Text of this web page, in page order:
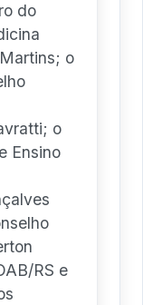
do
o
o
Ensino
RS e